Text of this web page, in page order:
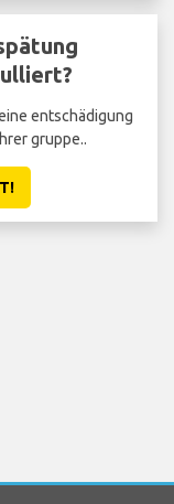
entschädigung
gruppe..